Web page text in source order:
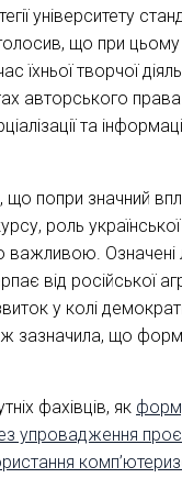
університету
що при
їхньої творчої
авторського права
та
що попри значний
роль
Означені
від російської
у колі
зазначила, що
фахівців, як
упровадження